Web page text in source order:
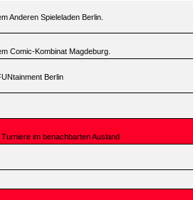
Anderen Spieleladen Berlin.
Comic-Kombinat Magdeburg.
Berlin
im benachbarten Ausland